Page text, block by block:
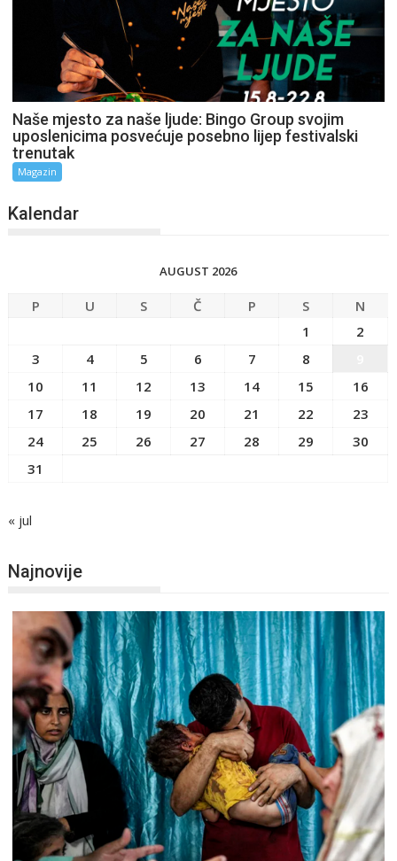
Naše mjesto za naše ljude: Bingo Group svojim
uposlenicima posvećuje posebno lijep festivalski
trenutak
Magazin
Kalendar
AUGUST 2026
P U S Č P S
N
1
2
3
4 5 6 7 8
10
11 12 13 14 15
16
17
18 19 20 21 22
23
24
25 26 27 28 29
30
31
« jul
Najnovije